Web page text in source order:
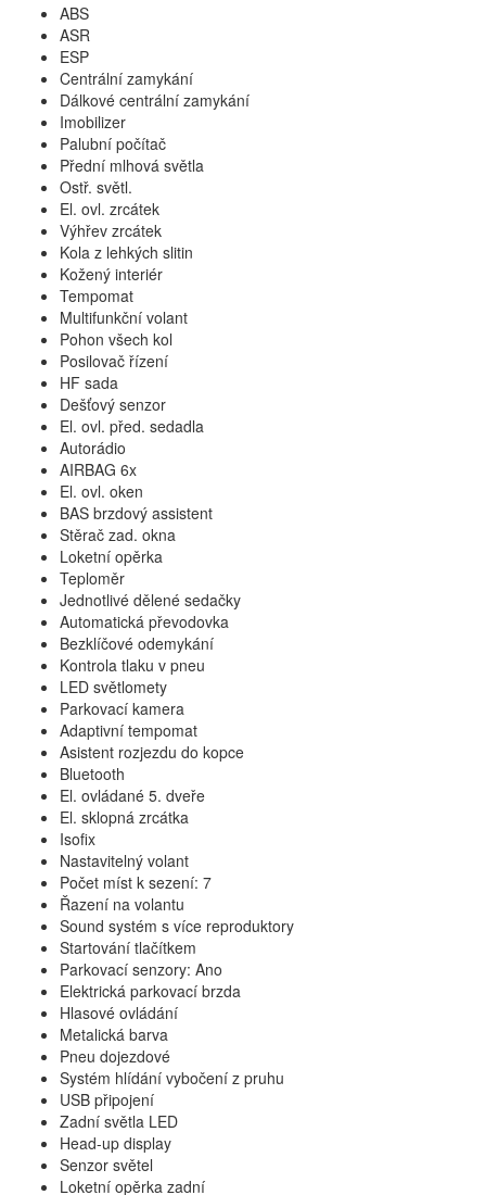
ABS
ASR
ESP
Centrální zamykání
Dálkové centrální zamykání
Imobilizer
Palubní počítač
Přední mlhová světla
Ostř. světl.
El. ovl. zrcátek
Výhřev zrcátek
Kola z lehkých slitin
Kožený interiér
Tempomat
Multifunkční volant
Pohon všech kol
Posilovač řízení
HF sada
Dešťový senzor
El. ovl. před. sedadla
Autorádio
AIRBAG 6x
El. ovl. oken
BAS brzdový assistent
Stěrač zad. okna
Loketní opěrka
Teploměr
Jednotlivé dělené sedačky
Automatická převodovka
Bezklíčové odemykání
Kontrola tlaku v pneu
LED světlomety
Parkovací kamera
Adaptivní tempomat
Asistent rozjezdu do kopce
Bluetooth
El. ovládané 5. dveře
El. sklopná zrcátka
Isofix
Nastavitelný volant
Počet míst k sezení: 7
Řazení na volantu
Sound systém s více reproduktory
Startování tlačítkem
Parkovací senzory: Ano
Elektrická parkovací brzda
Hlasové ovládání
Metalická barva
Pneu dojezdové
Systém hlídání vybočení z pruhu
USB připojení
Zadní světla LED
Head-up display
Senzor světel
Loketní opěrka zadní